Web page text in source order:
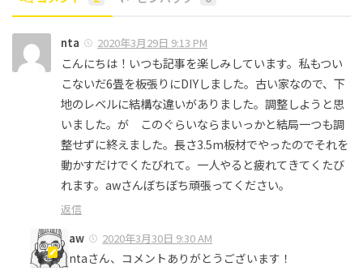
nta 2020年3月29日 9:13 PM
こんにちは！いつも記事を楽しみしています。私もつい
こないだ6畳を板張りにDIYしました。古い家なので、下
地のレベルに結構な違いがありました。調整しようと思
いました。が このぐらいならまいっかと結局一つも調
整せずに終えました。長さ3.5m板材でやったのでそれを
動かすだけでくたびれて。一人やると疲れてきてくたび
れます。awさんぼちぼち頑張ってください。
返信
aw
2020年3月30日 9:30 AM
ntaさん、コメントありがとうございます！